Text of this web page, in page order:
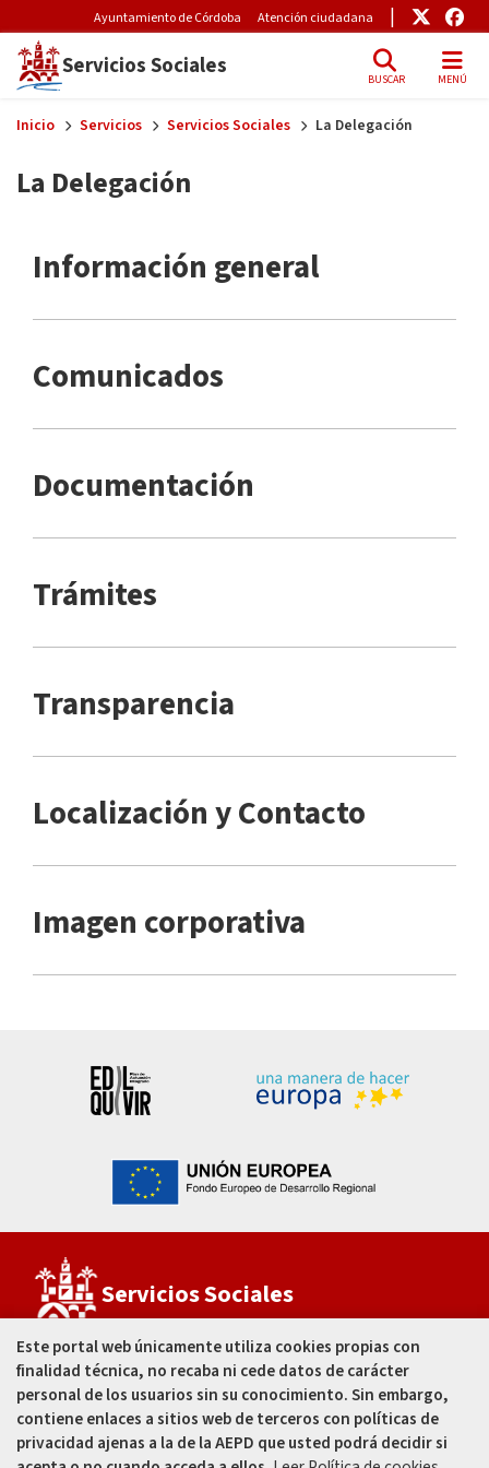
Pre-Header Microsite
Ayuntamiento de Córdoba Atención ciudadana Enlace
Servicios Sociales BUSCAR MENÚ
Inicio Servicios Servicios Sociales La Delegación
La Delegación
Información general
Comunicados
Documentación
Trámites
Transparencia
Localización y Contacto
Imagen corporativa
Servicios Sociales
Estadio MunicipalEl Arcángel
C/ José Ramón García Fernández, s/n
Córdoba - España
Este portal web únicamente utiliza cookies propias con
finalidad técnica, no recaba ni cede datos de carácter
personal de los usuarios sin su conocimiento. Sin embargo,
contiene enlaces a sitios web de terceros con políticas de
privacidad ajenas a la de la AEPD que usted podrá decidir si